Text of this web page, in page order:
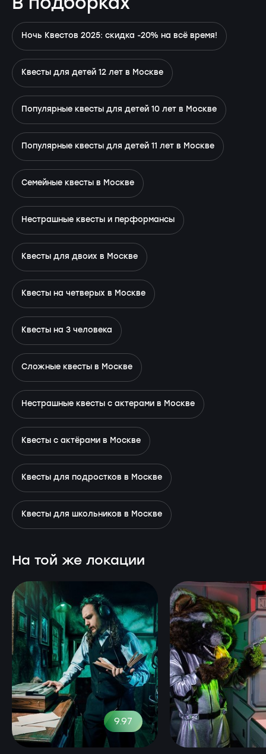
Ночь Квестов 2025: скидка -20% на всё время!
Квесты для детей 12 лет в Москве
Популярные квесты для детей 10 лет в Москве
Популярные квесты для детей 11 лет в Москве
Семейные квесты в Москве
Нестрашные квесты и перформансы
Квесты для двоих в Москве
Квесты на четверых в Москве
Квесты на 3 человека
Сложные квесты в Москве
Нестрашные квесты с актерами в Москве
Квесты с актёрами в Москве
Квесты для подростков в Москве
Квесты для школьников в Москве
На той же локации
9.97